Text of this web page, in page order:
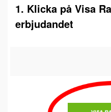
1. Klicka på Visa
erbjudandet